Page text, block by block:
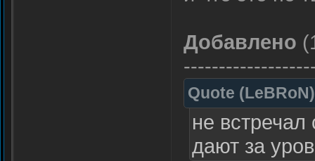
Добавлено
Quote (LeBRoN)
не
дают за